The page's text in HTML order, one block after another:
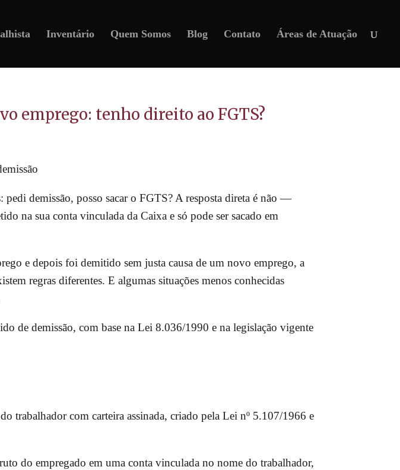
Inventário Quem Somos Blog Contato Áreas de Atuação
emprego: tenho direito ao FGTS?
pedi demissão, posso sacar o FGTS? A resposta direta é não —
na sua conta vinculada da Caixa e só pode ser sacado em
e depois foi demitido sem justa causa de um novo emprego, a
regras diferentes. E algumas situações menos conhecidas
de demissão, com base na Lei 8.036/1990 e na legislação vigente
trabalhador com carteira assinada, criado pela Lei nº 5.107/1966 e
do empregado em uma conta vinculada no nome do trabalhador,